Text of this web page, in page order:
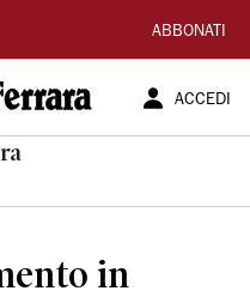
ABBONATI
ACCEDI
in